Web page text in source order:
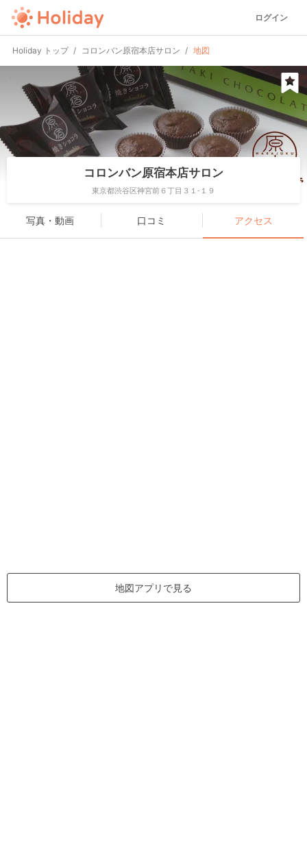
ログイン
Holiday トップ コロンバン原宿本店サロン 地図
コロンバン原宿本店サロン
東京都渋谷区神宮前６丁目３１-１９
写真・動画 口コミ アクセス
地図アプリで見る